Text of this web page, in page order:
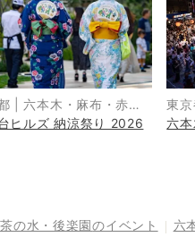
六本木・麻布・赤
山
ヒルズ 納涼祭り 2026
東
坂・
六
の水・後楽園のイベント 六